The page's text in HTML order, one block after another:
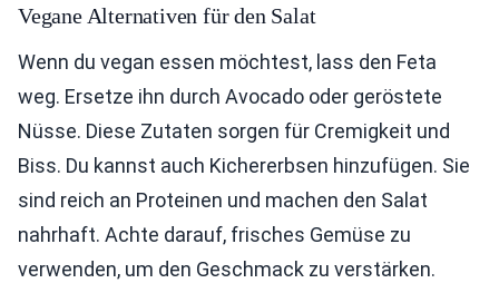
Vegane Alternativen für den Salat
Wenn du vegan essen möchtest, lass den Feta
weg. Ersetze ihn durch Avocado oder geröstete
Nüsse. Diese Zutaten sorgen für Cremigkeit und
Biss. Du kannst auch Kichererbsen hinzufügen. Sie
sind reich an Proteinen und machen den Salat
nahrhaft. Achte darauf, frisches Gemüse zu
verwenden, um den Geschmack zu verstärken.